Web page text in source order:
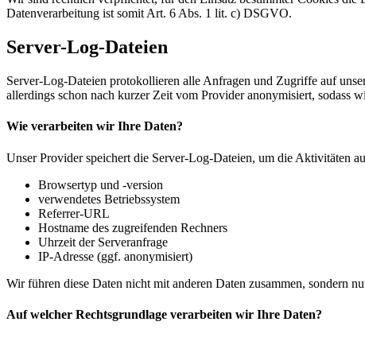
Datenverarbeitung ist somit Art. 6 Abs. 1 lit. c) DSGVO.
Server-Log-Dateien
Server-Log-Dateien protokollieren alle Anfragen und Zugriffe auf
allerdings schon nach kurzer Zeit vom Provider anonymisiert, sodass
Wie verarbeiten wir Ihre Daten?
Unser Provider speichert die Server-Log-Dateien, um die Aktivitäten
Browsertyp und -version
verwendetes Betriebssystem
Referrer-URL
Hostname des zugreifenden Rechners
Uhrzeit der Serveranfrage
IP-Adresse (ggf. anonymisiert)
Wir führen diese Daten nicht mit anderen Daten zusammen, sondern
Auf welcher Rechtsgrundlage verarbeiten wir Ihre Daten?